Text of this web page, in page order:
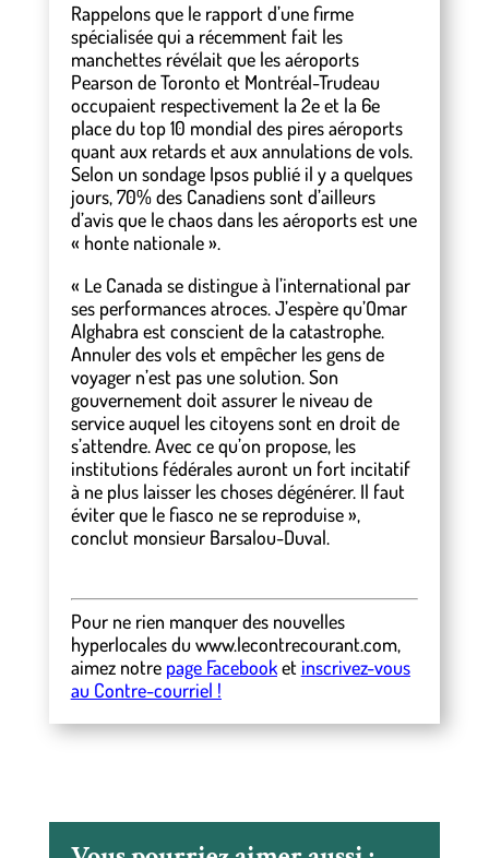
Rappelons que le rapport d’une firme
spécialisée qui a récemment fait les
manchettes révélait que les aéroports
Pearson de Toronto et Montréal-Trudeau
occupaient respectivement la 2e et la 6e
place du top 10 mondial des pires aéroports
quant aux retards et aux annulations de vols.
Selon un sondage Ipsos publié il y a quelques
jours, 70% des Canadiens sont d’ailleurs
d’avis que le chaos dans les aéroports est une
« honte nationale ».
« Le Canada se distingue à l’international par
ses performances atroces. J’espère qu’Omar
Alghabra est conscient de la catastrophe.
Annuler des vols et empêcher les gens de
voyager n’est pas une solution. Son
gouvernement doit assurer le niveau de
service auquel les citoyens sont en droit de
s’attendre. Avec ce qu’on propose, les
institutions fédérales auront un fort incitatif
à ne plus laisser les choses dégénérer. Il faut
éviter que le fiasco ne se reproduise »,
conclut monsieur Barsalou-Duval.
Pour ne rien manquer des nouvelles
hyperlocalesdu www.lecontrecourant.com,
aimez notre page Facebooket inscrivez-vous
au Contre-courriel !